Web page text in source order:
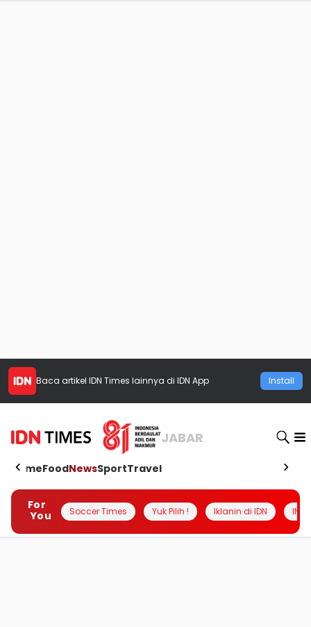
Baca artikel IDN Times lainnya di IDN App Install
JABAR
HomeFoodNewsSportTravel
For
You
Soccer Times Yuk Pilih ! Iklanin di IDN